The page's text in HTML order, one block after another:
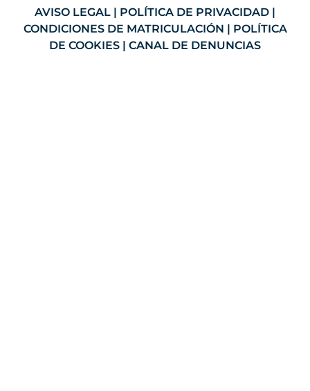
AVISO LEGAL | POLÍTICA DE PRIVACIDAD |
CONDICIONES DE MATRICULACIÓN | POLÍTICA
DE COOKIES | CANAL DE DENUNCIAS